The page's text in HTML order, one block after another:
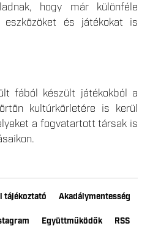
hogy már különféle
eszközöket és játékokat is
fából készült játékokból a
kultúrkörletére is kerül
a fogvatartott társak is
tájékoztató Akadálymentesség
Együttműködők RSS